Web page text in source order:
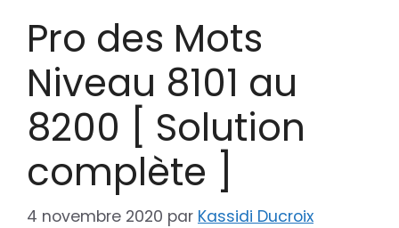
Pro des Mots
Niveau 8101 au
8200 [ Solution
complète ]
4 novembre 2020 par Kassidi Ducroix